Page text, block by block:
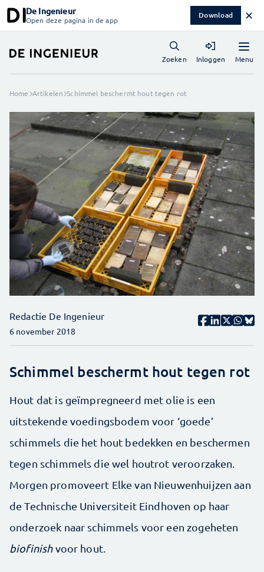
De Ingenieur
Open deze pagina in de app Download ✕
Menu
Zoeken Inloggen
Home Artikelen Schimmel beschermt hout tegen rot
Redactie De Ingenieur
6 november 2018
Schimmel beschermt hout tegen rot
Hout dat is geïmpregneerd met olie is een
uitstekende voedingsbodem voor ‘goede’
schimmels die het hout bedekken en beschermen
tegen schimmels die wel houtrot veroorzaken.
Morgen promoveert Elke van Nieuwenhuijzen aan
de Technische Universiteit Eindhoven op haar
onderzoek naar schimmels voor een zogeheten
biofinishvoor hout.